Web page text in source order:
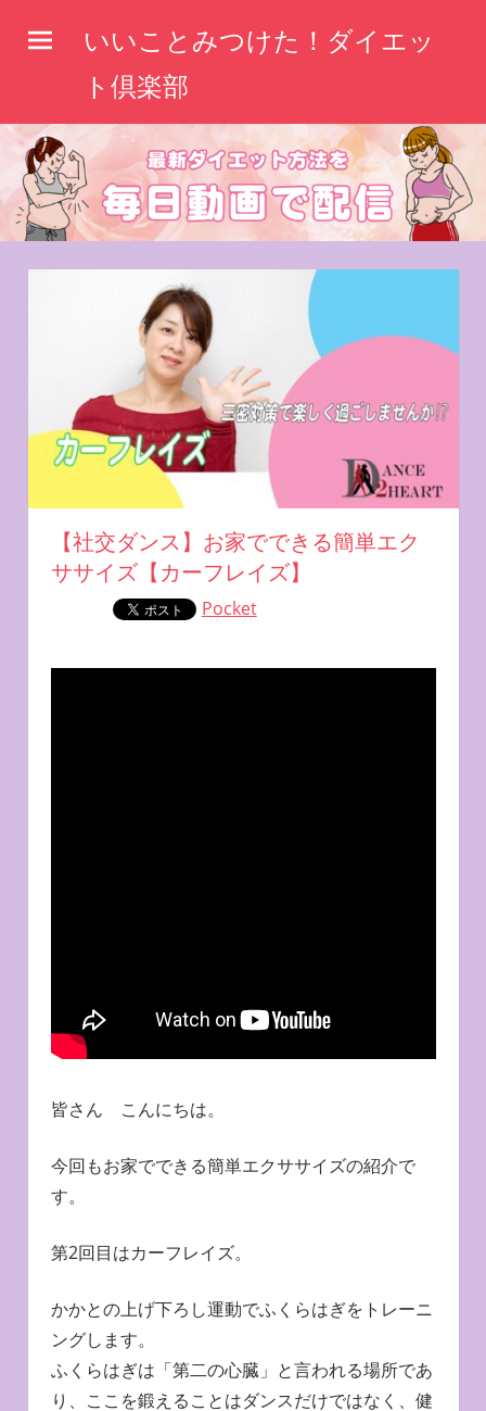
ス
キ
いいことみつけた！ダイエッ
ト倶楽部
【社交ダンス】お家でできる簡単エク
ササイズ【カーフレイズ】
Pocket
皆さん こんにちは。
今回もお家でできる簡単エクササイズの紹介で
す。
第2回目はカーフレイズ。
かかとの上げ下ろし運動でふくらはぎをトレーニ
ングします。
ふくらはぎは「第二の心臓」と言われる場所であ
り、ここを鍛えることはダンスだけではなく、健